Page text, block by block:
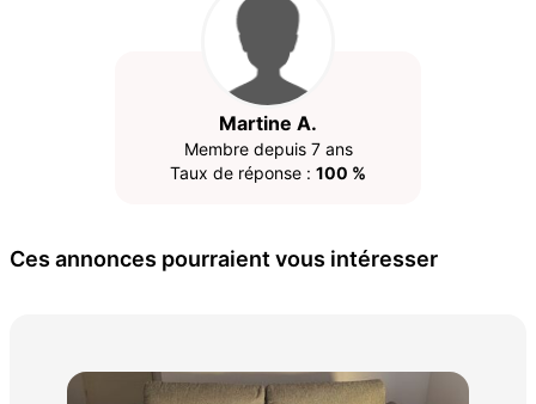
Martine A.
Membre depuis 7 ans
Taux de réponse : 100 %
Ces annonces pourraient vous intéresser